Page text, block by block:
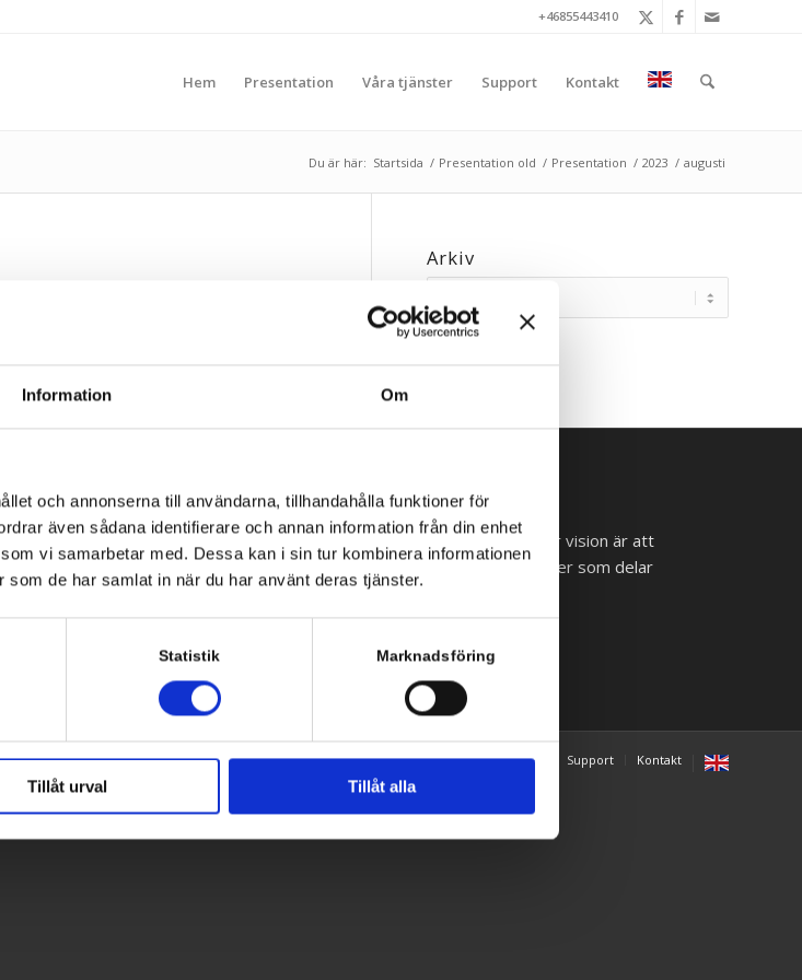
Information Om
och annonserna till användarna, tillhandahålla funktioner för
även sådana identifierare och annan information från din enhet
vi samarbetar med. Dessa kan i sin tur kombinera informationen
de har samlat in när du har använt deras tjänster.
Statistik Marknadsföring
Tillåt urval Tillåt alla
+46855443410
Hem Presentation Våra tjänster Support Kontakt
Du är här: Startsida / Presentation old / Presentation / 2023 / augusti
Arkiv
Om oss
Vi hjälper våra kunder att lyckas med sina it-satsningar. Vår vision är att
vara en daglig partner till små och medelstora arbetsplatser som delar
vår uppfattning om att it spelar roll.
Start Personuppgiftspolicy Juridik och cookies Våra tjänster Support Kontakt